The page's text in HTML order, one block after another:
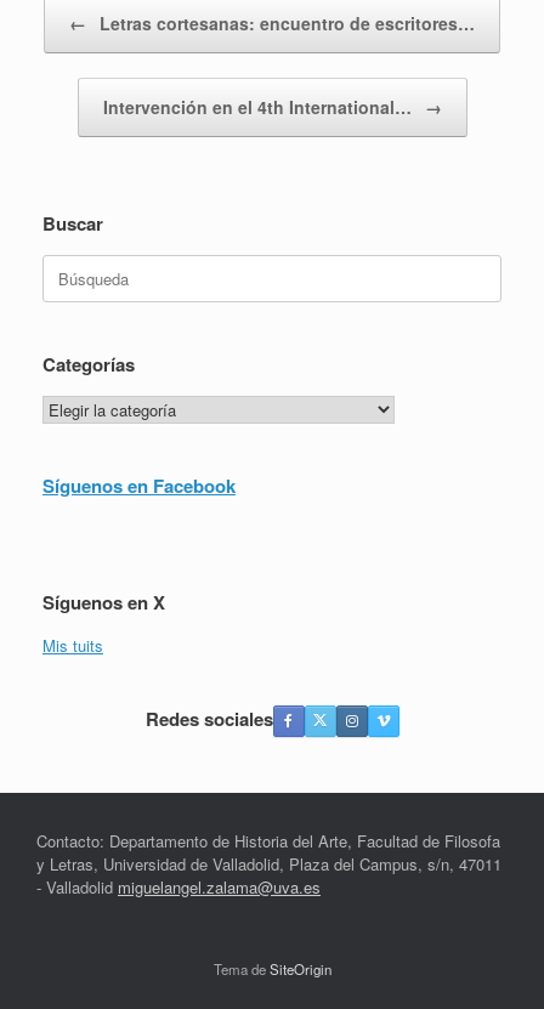
← Letras cortesanas: encuentro de escritores…
Intervención en el 4th International… →
Buscar
Categorías
Categorías
Síguenos en Facebook
Síguenos en X
Mis tuits
Redes sociales
Contacto: Departamento de Historia del Arte, Facultad de Filosofa
y Letras, Universidad de Valladolid, Plaza del Campus, s/n, 47011
- Valladolid miguelangel.zalama@uva.es
Tema deSiteOrigin